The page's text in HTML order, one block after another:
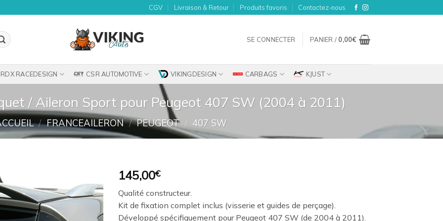
CGV Livraison & Retour Produits favoris Contactez-nous
SE CONNECTER PANIER / 0,00€
RDX RACEDESIGN CSR AUTOMOTIVE VIKINGDESIGN CARBAGS KJUST
/ Aileron Sport pour Peugeot 407 SW (2004 à 2011)
/ FRANCEAILERON / PEUGEOT / 407 SW
Ajouter
à la
145,00€
Qualité constructeur.
Kit de fixation complet inclus (visserie et guides de perçage).
Développé spécifiquement pour Peugeot 407 SW (de 2004 à 2011).